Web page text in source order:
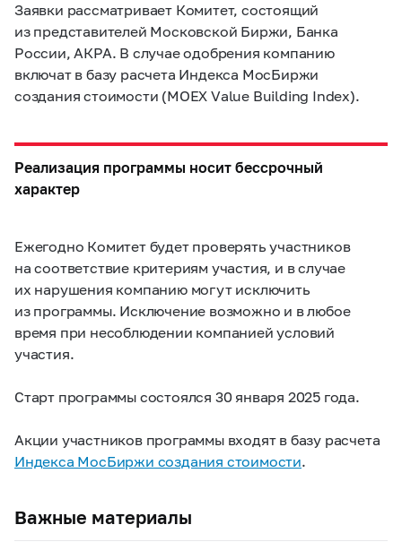
Заявки рассматривает Комитет, состоящий
из представителей Московской Биржи, Банка
России, АКРА. В случае одобрения компанию
включат в базу расчета Индекса МосБиржи
создания стоимости (MOEX Value Building Index).
Реализация программы носит бессрочный
характер
Ежегодно Комитет будет проверять участников
на соответствие критериям участия, и в случае
их нарушения компанию могут исключить
из программы. Исключение возможно и в любое
время при несоблюдении компанией условий
участия.
Старт программы состоялся 30 января 2025 года.
Акции участников программы входят в базу расчета
Индекса МосБиржи создания стоимости.
Важные материалы